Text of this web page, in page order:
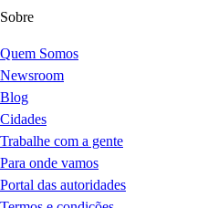
Sobre
Quem Somos
Newsroom
Blog
Cidades
Trabalhe com a gente
Para onde vamos
Portal das autoridades